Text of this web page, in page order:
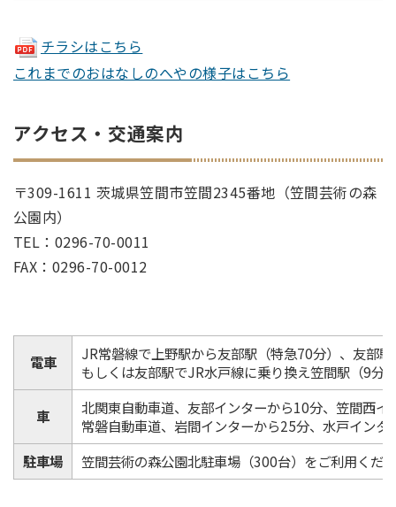
チラシはこちら
これまでのおはなしのへやの様子はこちら
アクセス・交通案内
〒309-1611 茨城県笠間市笠間2345番地（笠間芸術の森
公園内）
TEL：0296-70-0011
FAX：0296-70-0012
電車
JR常磐線で上野駅から友部駅（特急70分）、友部
もしくは友部駅でJR水戸線に乗り換え笠間駅（9分
車
北関東自動車道、友部インターから10分、笠間西イ
常磐自動車道、岩間インターから25分、水戸インタ
駐車場
笠間芸術の森公園北駐車場（300台）をご利用くだ